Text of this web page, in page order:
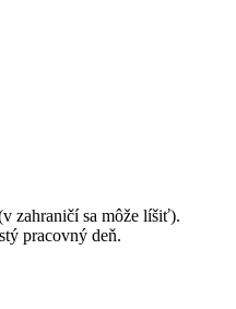
zahraničí sa môže líšiť).
pracovný deň.